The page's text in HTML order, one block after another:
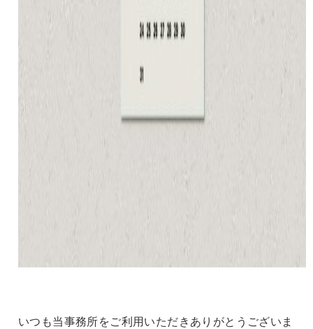
いつも当事務所をご利用いただきありがとうございま